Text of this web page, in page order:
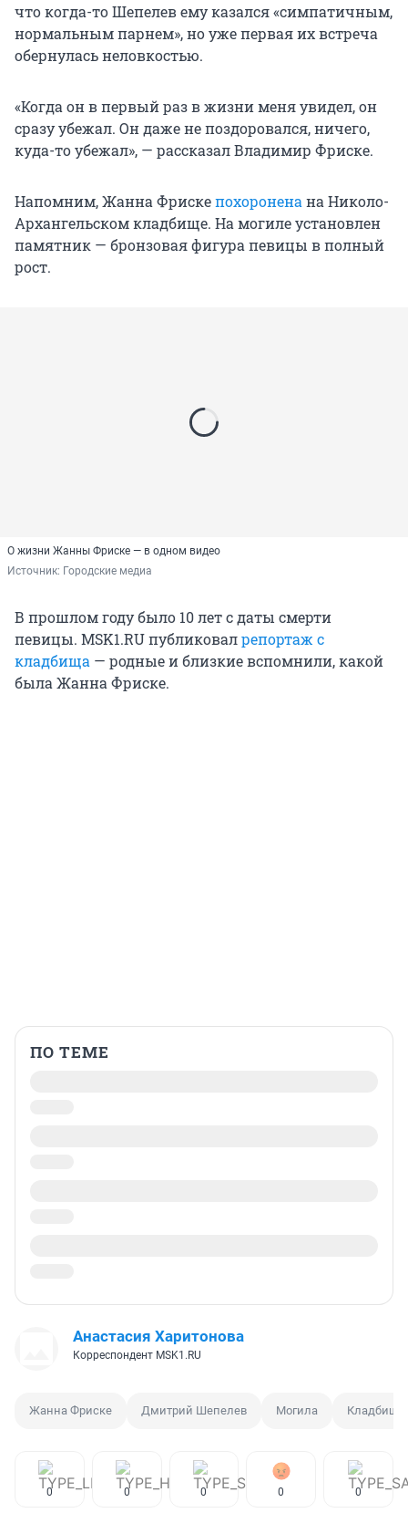
что когда-то Шепелев ему казался «симпатичным,
нормальным парнем», но уже первая их встреча
обернулась неловкостью.
«Когда он в первый раз в жизни меня увидел, он
сразу убежал. Он даже не поздоровался, ничего,
куда-то убежал», — рассказал Владимир Фриске.
Напомним, Жанна Фрискепохоронена на Николо-
Архангельском кладбище. На могиле установлен
памятник — бронзовая фигура певицы в полный
рост.
О жизни Жанны Фриске — в одном видео
Источник: Городские медиа
В прошлом году было 10 лет с даты смерти
певицы. MSK1.RU публиковалрепортаж с
кладбища — родные и близкие вспомнили, какой
была Жанна Фриске.
ПО ТЕМЕ
Анастасия Харитонова
Корреспондент MSK1.RU
Жанна Фриске Дмитрий Шепелев Могила Кладбище
0 0 0 0 0